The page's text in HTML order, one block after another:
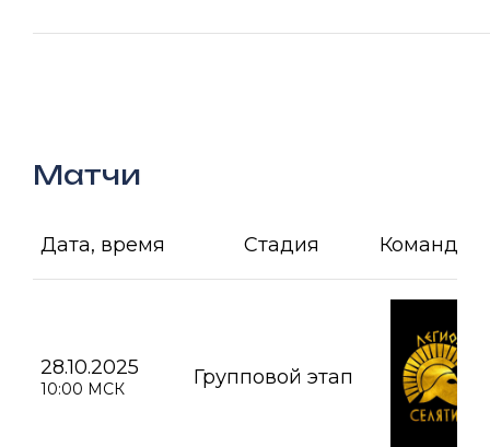
Матчи
Дата, время Стадия Команда А
28.10.2025
10:00 МСК Групповой этап